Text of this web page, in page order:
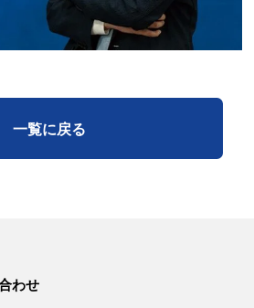
一覧に戻る
わせ